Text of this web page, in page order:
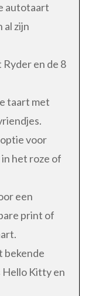
autotaart
al zijn
en de 8
taart met
voor
in het roze of
een
print of
bekende
Kitty en